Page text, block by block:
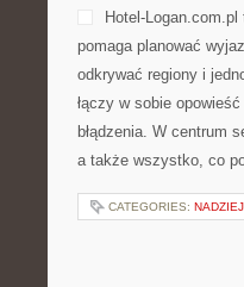
Hotel-
pomaga planować
odkrywać regiony i
łączy w sobie
błądzenia. W centrum
a także wszystko, co
CATEGORIES: